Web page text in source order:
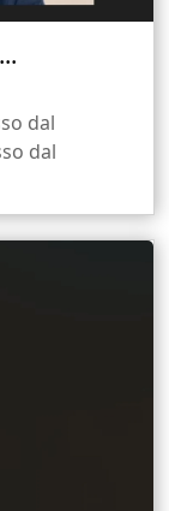
dal
dal